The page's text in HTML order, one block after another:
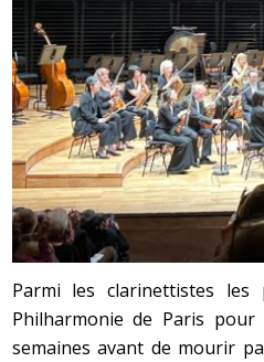
Parmi les clarinettistes les
Philharmonie de Paris
semaines avant de mourir